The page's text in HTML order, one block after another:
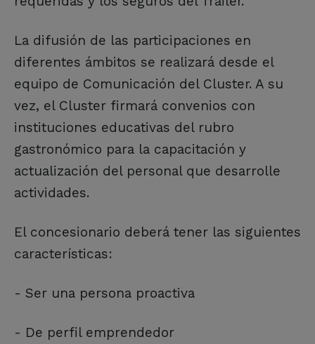
La difusión de las participaciones en
diferentes ámbitos se realizará desde el
equipo de Comunicación del Cluster. A su
vez, el Cluster firmará convenios con
instituciones educativas del rubro
gastronómico para la capacitación y
actualización del personal que desarrolle
actividades.
El concesionario deberá tener las siguientes
características:
- Ser una persona proactiva
- De perfil emprendedor